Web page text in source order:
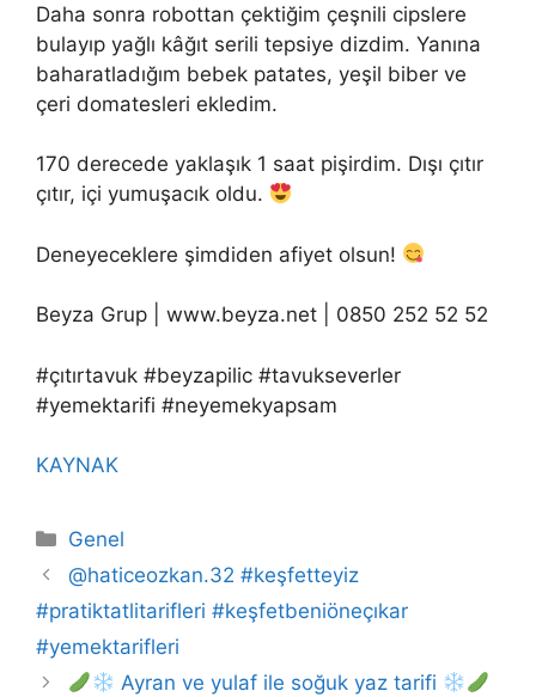
Daha sonra robottan çektiğim çeşnili cipslere
bulayıp yağlı kâğıt serili tepsiye dizdim. Yanına
baharatladığım bebek patates, yeşil biber ve
çeri domatesleri ekledim.
170 derecede yaklaşık 1 saat pişirdim. Dışı çıtır
çıtır, içi yumuşacık oldu.
Deneyeceklere şimdiden afiyet olsun!
Beyza Grup | www.beyza.net | 0850 252 52 52
#çıtırtavuk #beyzapilic #tavukseverler
#yemektarifi #neyemekyapsam
KAYNAK
Kategoriler
Genel
@haticeozkan.32 #keşfetteyiz
#pratiktatlitarifleri #keşfetbeniöneçıkar
#yemektarifleri
Ayran ve yulaf ile soğuk yaz tarifi